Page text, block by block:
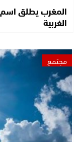
المغرب يطلق
الغربية
مجتمع